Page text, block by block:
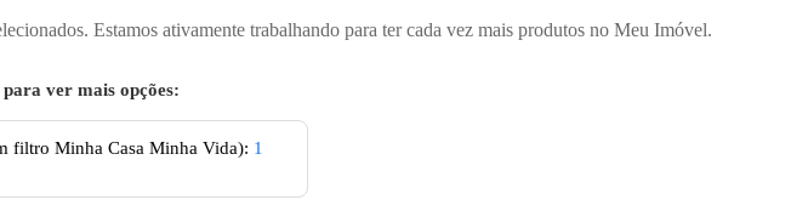
Estamos ativamente trabalhando para ter cada vez mais produtos no Meu Imóvel.
ver mais opções:
filtro Minha Casa Minha Vida): 1